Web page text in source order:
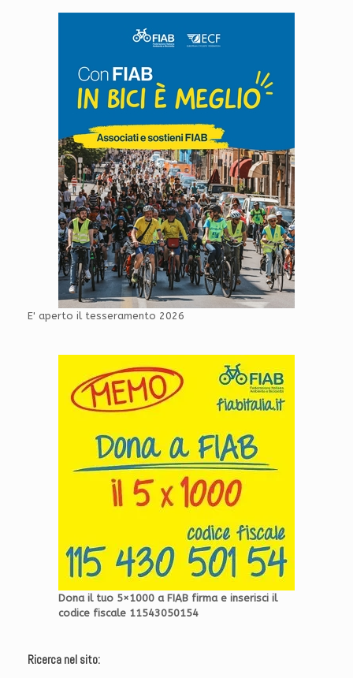
E' aperto il tesseramento 2026
Dona il tuo 5×1000 a FIAB firma e inserisci il
codice fiscale 11543050154
Ricerca nel sito: